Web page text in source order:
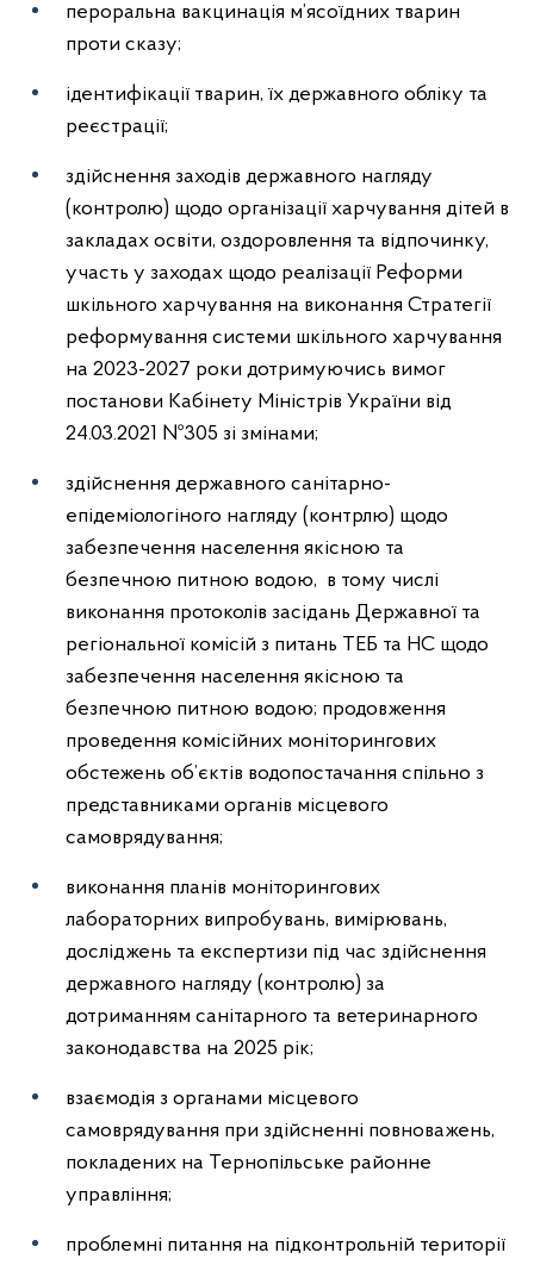
пероральна вакцинація м’ясоїдних тварин
проти сказу;
ідентифікації тварин, їх державного обліку та
реєстрації;
здійснення заходів державного нагляду
(контролю) щодо організації харчування дітей в
закладах освіти, оздоровлення та відпочинку,
участь у заходах щодо реалізації Реформи
шкільного харчування на виконання Стратегії
реформування системи шкільного харчування
на 2023-2027 роки дотримуючись вимог
постанови Кабінету Міністрів України від
24.03.2021 №305 зі змінами;
здійснення державного санітарно-
епідеміологіного нагляду (контрлю) щодо
забезпечення населення якісною та
безпечною питною водою, в тому числі
виконання протоколів засідань Державної та
регіональної комісій з питань ТЕБ та НС щодо
забезпечення населення якісною та
безпечною питною водою; продовження
проведення комісійних моніторингових
обстежень об’єктів водопостачання спільно з
представниками органів місцевого
самоврядування;
виконання планів моніторингових
лабораторних випробувань, вимірювань,
досліджень та експертизи під час здійснення
державного нагляду (контролю) за
дотриманням санітарного та ветеринарного
законодавства на 2025 рік;
взаємодія з органами місцевого
самоврядування при здійсненні повноважень,
покладених на Тернопільське районне
управління;
проблемні питання на підконтрольній території